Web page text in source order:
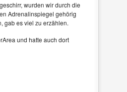
wurden wir durch die
Adrenalinspiegel gehörig
gab es viel zu erzählen.
und hatte auch dort